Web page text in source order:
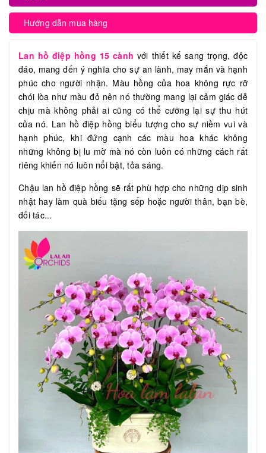
Hướng dẫn mua hàng
Lan hồ điệp hồng 15 cành với thiết kế sang trọng, độc
đáo, mang đến ý nghĩa cho sự an lành, may mắn và hạnh
phúc cho người nhận. Màu hồng của hoa không rực rỡ
chói lòa như màu đỏ nên nó thường mang lại cảm giác dễ
chịu mà không phải ai cũng có thể cưỡng lại sự thu hút
của nó. Lan hồ điệp hồng biểu tượng cho sự niềm vui và
hạnh phúc, khi đứng cạnh các màu hoa khác không
những không bị lu mờ mà nó còn luôn có những cách rất
riêng khiến nó luôn nổi bật, tỏa sáng.
Chậu lan hồ điệp hồng sẽ rất phù hợp cho những dịp sinh
nhật hay làm quà biếu tặng sếp hoặc người thân, bạn bè,
đối tác...